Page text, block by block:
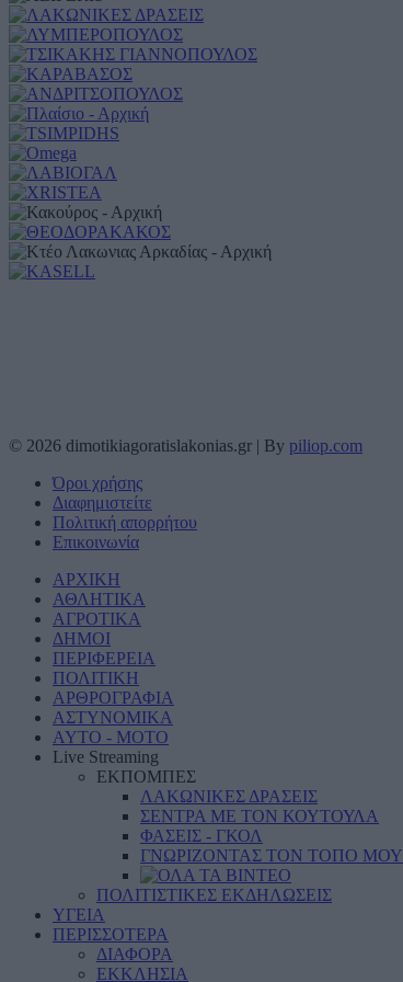
© 2026 dimotikiagoratislakonias.gr | By piliop.com
Όροι χρήσης
Διαφημιστείτε
Πολιτική απορρήτου
Επικοινωνία
ΑΡΧΙΚΗ
ΑΘΛΗΤΙΚΑ
ΑΓΡΟΤΙΚΑ
ΔΗΜΟΙ
ΠΕΡΙΦΕΡΕΙΑ
ΠΟΛΙΤΙΚΗ
ΑΡΘΡΟΓΡΑΦΙΑ
ΑΣΤΥΝΟΜΙΚΑ
AYTO - MOTO
Live Streaming
ΕΚΠΟΜΠΕΣ
ΛΑΚΩΝΙΚΕΣ ΔΡΑΣΕΙΣ
ΣΕΝΤΡΑ ΜΕ ΤΟΝ ΚΟΥΤΟΥΛΑ
ΦΑΣΕΙΣ - ΓΚΟΛ
ΓΝΩΡΙΖΟΝΤΑΣ ΤΟΝ ΤΟΠΟ ΜΟΥ
ΠΟΛΙΤΙΣΤΙΚΕΣ ΕΚΔΗΛΩΣΕΙΣ
ΥΓΕΙΑ
ΠΕΡΙΣΣΟΤΕΡΑ
ΔΙΑΦΟΡΑ
ΕΚΚΛΗΣΙΑ